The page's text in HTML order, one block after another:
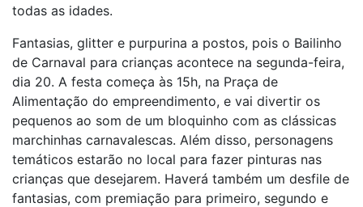
todas as idades.
Fantasias, glitter e purpurina a postos, pois o Bailinho
de Carnaval para crianças acontece na segunda-feira,
dia 20. A festa começa às 15h, na Praça de
Alimentação do empreendimento, e vai divertir os
pequenos ao som de um bloquinho com as clássicas
marchinhas carnavalescas. Além disso, personagens
temáticos estarão no local para fazer pinturas nas
crianças que desejarem. Haverá também um desfile de
fantasias, com premiação para primeiro, segundo e